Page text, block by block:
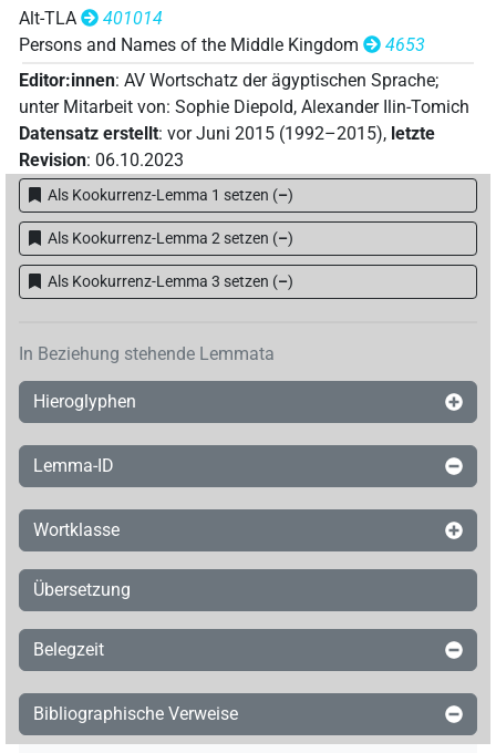
Alt-TLA
401014
Persons and Names of the Middle Kingdom
4653
Editor:innen: AV Wortschatz der ägyptischen Sprache;
unter Mitarbeit von: Sophie Diepold, Alexander Ilin-Tomich
Datensatz erstellt: vor Juni 2015 (1992–2015), letzte
Revision: 06.10.2023
Als Kookurrenz-Lemma 1 setzen (–)
Als Kookurrenz-Lemma 2 setzen (–)
Als Kookurrenz-Lemma 3 setzen (–)
In Beziehung stehende Lemmata
Hieroglyphen
Lemma-ID
Wortklasse
Übersetzung
Belegzeit
Bibliographische Verweise